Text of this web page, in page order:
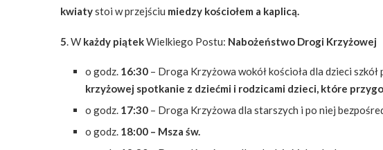
kwiatystoi w przejściu miedzy kościołem a kaplicą.
5. W każdy piątekWielkiego Postu: Nabożeństwo Drogi Krzyżowej
o godz. 16:30 – Droga Krzyżowa wokół kościoła dla dzieci
krzyżowej spotkanie z dziećmi i rodzicami dzieci, które
o godz. 17:30 – Droga Krzyżowa dla starszych i po niej
o godz. 18:00 – Msza św.